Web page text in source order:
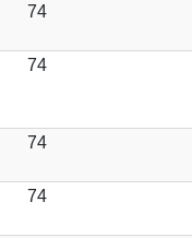
74
74
74
74